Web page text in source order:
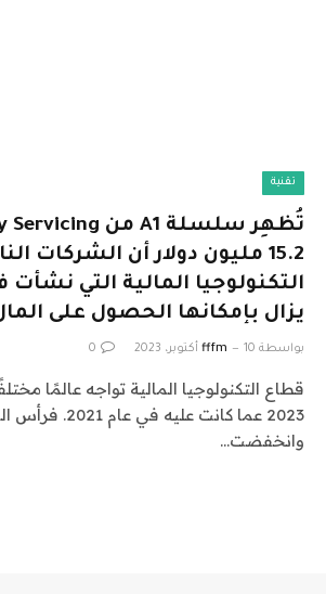
تقنية
15.2 مليون دولار أن الشركات
يزال بإمكانها الحصول على
بواسطة fffm 10 أكتوبر، 2023 0
قطاع التكنولوجيا المالية تواجه عالمًا
2023 عما كانت عليه في
وانخفضت…